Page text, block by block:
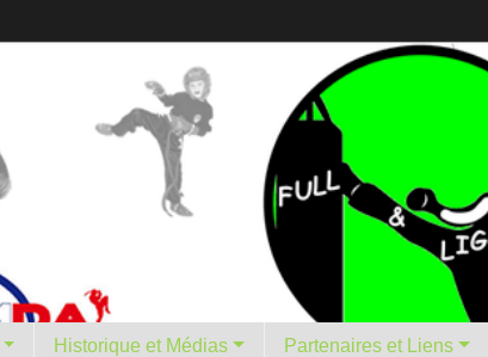
Historique et Médias Partenaires et Liens